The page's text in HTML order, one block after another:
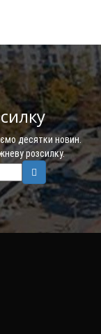
десятки новин.
розсилку.